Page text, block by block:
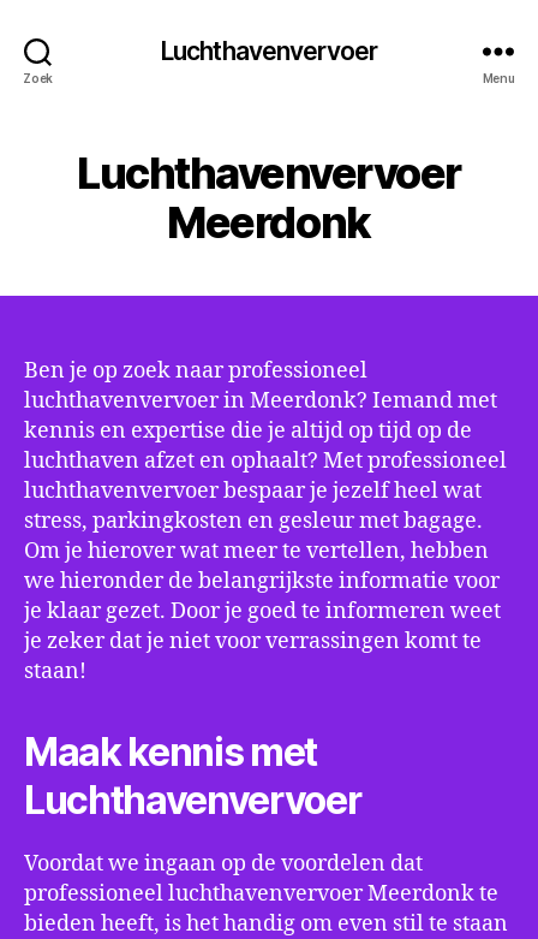
Zoek
Luchthavenvervoer
Menu
Luchthavenvervoer
Meerdonk
Ben je op zoek naar professioneel
luchthavenvervoer in Meerdonk? Iemand met
kennis en expertise die je altijd op tijd op de
luchthaven afzet en ophaalt? Met professioneel
luchthavenvervoer bespaar je jezelf heel wat
stress, parkingkosten en gesleur met bagage.
Om je hierover wat meer te vertellen, hebben
we hieronder de belangrijkste informatie voor
je klaar gezet. Door je goed te informeren weet
je zeker dat je niet voor verrassingen komt te
staan!
Maak kennis met
Luchthavenvervoer
Voordat we ingaan op de voordelen dat
professioneel luchthavenvervoer Meerdonk te
bieden heeft, is het handig om even stil te staan